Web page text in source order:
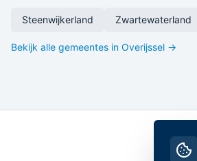
Steenwijkerland Zwartewaterland
Bekijk alle gemeentes in Overijssel →